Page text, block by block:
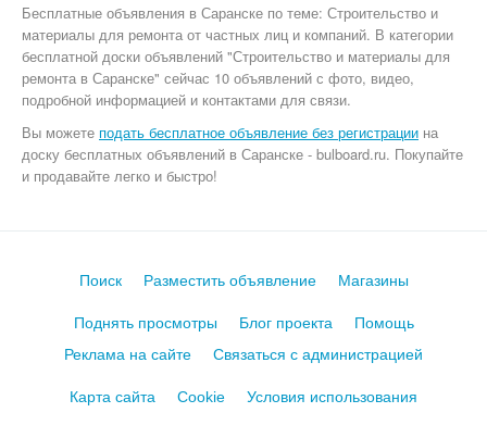
Бесплатные объявления в Саранске по теме: Строительство и
материалы для ремонта от частных лиц и компаний. В категории
бесплатной доски объявлений "Строительство и материалы для
ремонта в Саранске" сейчас 10 объявлений с фото, видео,
подробной информацией и контактами для связи.
Вы можете подать бесплатное объявление без регистрации на
доску бесплатных объявлений в Саранске - bulboard.ru. Покупайте
и продавайте легко и быстро!
Поиск Разместить объявление Магазины
Поднять просмотры Блог проекта
Помощь
Реклама на сайте
Связаться с администрацией
Карта сайта Cookie Условия использования